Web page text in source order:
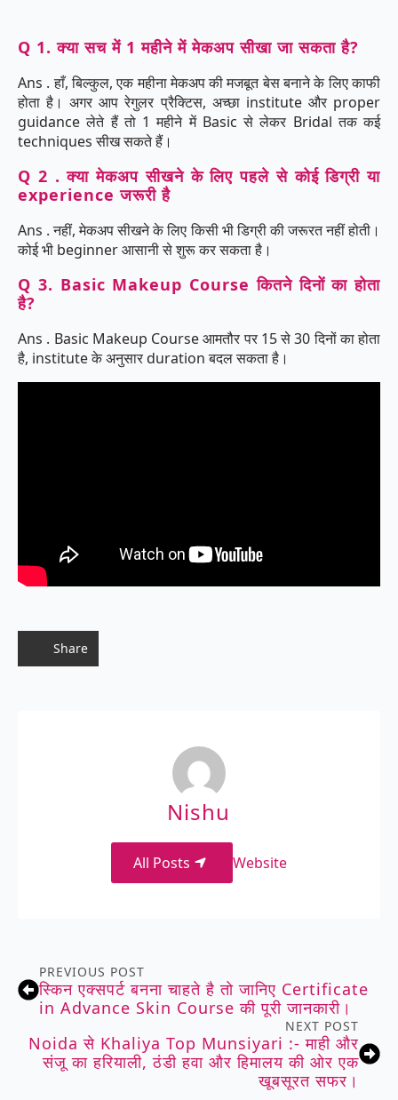
Q 1. क्या सच में 1 महीने में मेकअप सीखा जा सकता है?
Ans . हाँ, बिल्कुल, एक महीना मेकअप की मजबूत बेस बनाने के लिए काफी
होता है। अगर आप रेगुलर प्रैक्टिस, अच्छा institute और proper
guidance लेते हैं तो 1 महीने में Basic से लेकर Bridal तक कई
techniques सीख सकते हैं।
Q 2 . क्या मेकअप सीखने के लिए पहले से कोई डिग्री या
experience जरूरी है
Ans . नहीं, मेकअप सीखने के लिए किसी भी डिग्री की जरूरत नहीं होती।
कोई भी beginner आसानी से शुरू कर सकता है।
Q 3. Basic Makeup Course कितने दिनों का होता
है?
Ans . Basic Makeup Course आमतौर पर 15 से 30 दिनों का होता
है, institute के अनुसार duration बदल सकता है।
Share
Nishu
All Posts Website
PREVIOUS POST
स्किन एक्सपर्ट बनना चाहते है तो जानिए Certificate
in Advance Skin Course की पूरी जानकारी।
NEXT POST
Noida से Khaliya Top Munsiyari :- माही और
संजू का हरियाली, ठंडी हवा और हिमालय की ओर एक
खूबसूरत सफर।